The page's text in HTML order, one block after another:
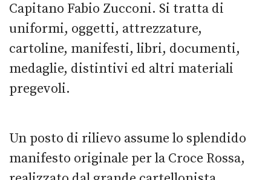
Capitano Fabio Zucconi. Si tratta di
uniformi, oggetti, attrezzature,
cartoline, manifesti, libri, documenti,
medaglie, distintivi ed altri materiali
pregevoli.
Un posto di rilievo assume lo splendido
manifesto originale per la Croce Rossa,